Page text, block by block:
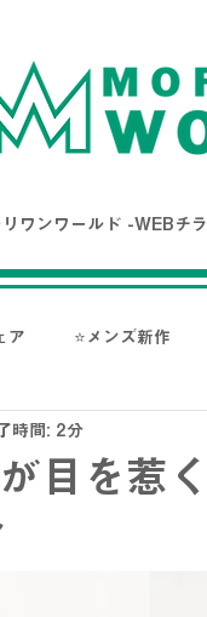
リワンワールド -WEBチ
ア ⭐メンズ新作
ールド新着情報
目を惹
時間: 2分